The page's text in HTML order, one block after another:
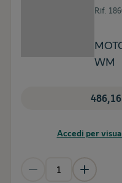
Rif.
WM
Accedi per